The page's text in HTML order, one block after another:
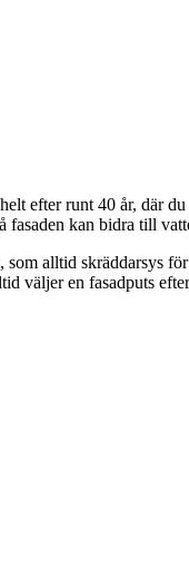
efter runt 40 år, där
fasaden kan bidra till
alltid skräddarsys
väljer en fasadputs